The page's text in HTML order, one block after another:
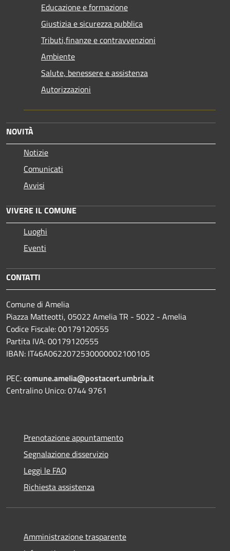
Educazione e formazione
Giustizia e sicurezza pubblica
Tributi,finanze e contravvenzioni
Ambiente
Salute, benessere e assistenza
Autorizzazioni
NOVITÀ
Notizie
Comunicati
Avvisi
VIVERE IL COMUNE
Luoghi
Eventi
CONTATTI
Comune di Amelia
Piazza Matteotti, 05022 Amelia TR - 5022 - Amelia
Codice Fiscale: 00179120555
Partita IVA: 00179120555
IBAN: IT46A0622072530000002100105
PEC:comune.amelia@postacert.umbria.it
Centralino Unico: 0744 9761
Prenotazione appuntamento
Segnalazione disservizio
Leggi le FAQ
Richiesta assistenza
Amministrazione trasparente